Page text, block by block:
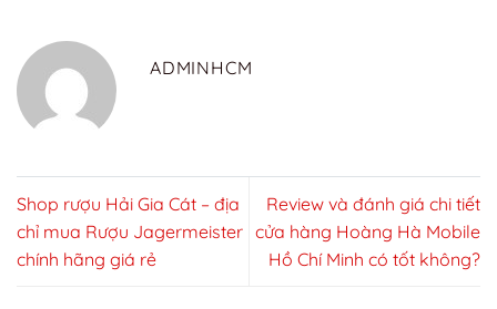
ADMINHCM
Shop rượu Hải Gia Cát – địa
chỉ mua Rượu Jagermeister
chính hãng giá rẻ
Review và đánh giá chi tiết
cửa hàng Hoàng Hà Mobile
Hồ Chí Minh có tốt không?